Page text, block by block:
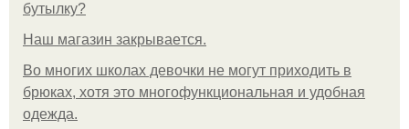
бутылку?
Нaш магaзин зaкрывaeтся.
Во многих школах девочки не могут приходить в
брюках, хотя это многофункциональная и удобная
одежда.